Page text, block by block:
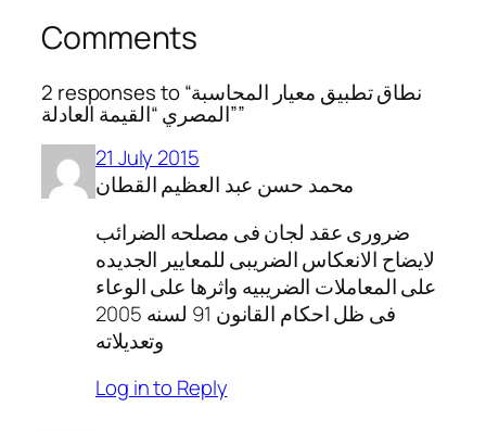
Comments
2 responses to “نطاق تطبيق معيار المحاسبة
المصري “القيمة العادلة””
21 July 2015
محمد حسن عبد العظيم القطان
ضرورى عقد لجان فى مصلحه الضرائب
لايضاح الانعكاس الضريبى للمعايير الجديده
على المعاملات الضريبيه واثرها على الوعاء
فى ظل احكام القانون 91 لسنه 2005
وتعديلاته
Log in to Reply